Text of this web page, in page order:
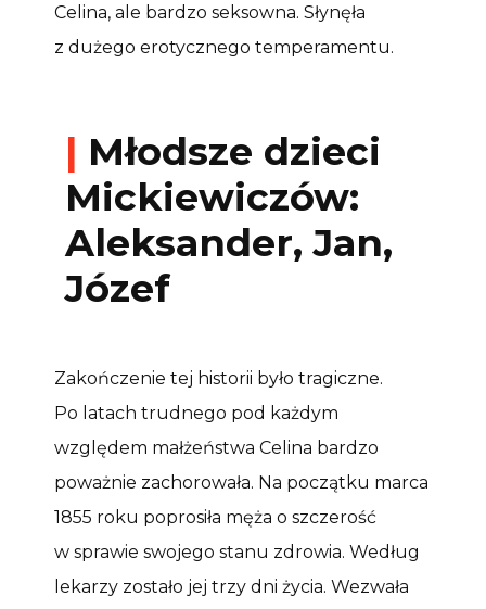
Celina, ale bardzo seksowna. Słynęła
z dużego erotycznego temperamentu.
| Młodsze dzieci
Mickiewiczów:
Aleksander, Jan,
Józef
Zakończenie tej historii było tragiczne.
Po latach trudnego pod każdym
względem małżeństwa Celina bardzo
poważnie zachorowała. Na początku marca
1855 roku poprosiła męża o szczerość
w sprawie swojego stanu zdrowia. Według
lekarzy zostało jej trzy dni życia. Wezwała